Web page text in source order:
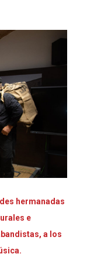
hermanadas
e
a los